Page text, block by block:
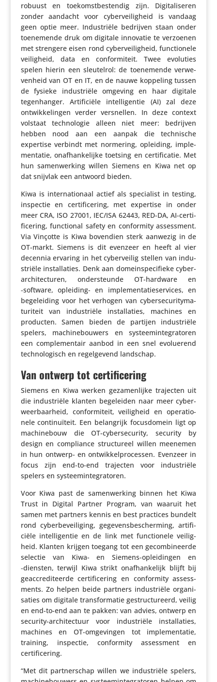
robuust en toekomst­be­stendig zijn. Digi­ta­li­seren
zonder aandacht voor cyber­vei­lig­heid is vandaag
geen optie meer. Indu­striële bedrijven staan onder
toene­mende druk om digitale innovatie te verzoenen
met strengere eisen rond cyber­vei­lig­heid, func­ti­o­nele
veilig­heid, data en confor­mi­teit. Twee evoluties
spelen hierin een sleu­telrol: de toene­mende verwe­
ven­heid van OT en IT, en de nauwe koppeling tussen
de fysieke indu­striële omgeving en haar digitale
tegen­hanger. Arti­fi­ciële intel­li­gentie (AI) zal deze
ontwik­ke­lingen verder versnellen. In deze context
volstaat tech­no­logie alleen niet meer: bedrijven
hebben nood aan een aanpak die tech­ni­sche
expertise verbindt met normering, opleiding, imple­
men­tatie, onaf­han­ke­lijke toetsing en certi­fi­catie. Met
hun samen­wer­king willen Siemens en Kiwa net op
dat snijvlak een antwoord bieden.
Kiwa is inter­na­ti­o­naal actief als speci­a­list in testing,
inspectie en certi­fi­ce­ring, met expertise in onder
meer CRA, ISO 27001, IEC/​ISA 62443, RED-DA, AI-certi­
fi­ce­ring, func­ti­onal safety en confor­mity assess­ment.
Via Vinçotte is Kiwa bovendien sterk aanwezig in de
OT-markt. Siemens is dit evenzeer en heeft al vier
decennia ervaring in het cyber­veilig stellen van indu­
striële instal­la­ties. Denk aan domein­spe­ci­fieke cybe­r­
ar­chi­tec­turen, onder­steunde OT-hardware en
‑software, opleiding- en imple­men­ta­tie­ser­vices, en
bege­lei­ding voor het verhogen van cyber­se­cu­ri­ty­ma­
tu­ri­teit van indu­striële instal­la­ties, machines en
producten. Samen bieden de partijen indu­striële
spelers, machi­ne­bou­wers en systeem­in­te­gra­toren
een comple­men­tair aanbod in een snel evolu­e­rend
tech­no­lo­gisch en regel­ge­vend landschap.
Van ontwerp tot certificering
Siemens en Kiwa werken geza­men­lijke trajecten uit
die indu­striële klanten bege­leiden naar meer cyber­
weer­baar­heid, confor­mi­teit, veilig­heid en opera­ti­o­
nele conti­nu­ï­teit. Een belang­rijk focus­do­mein ligt op
machi­ne­bouw die OT-cyber­se­cu­rity, security by
design en compli­ance struc­tu­reel willen meenemen
in hun ontwerp- en ontwik­kel­pro­cessen. Evenzeer in
focus zijn end-to-end trajecten voor indu­striële
spelers en systeemintegratoren.
Voor Kiwa past de samen­wer­king binnen het Kiwa
Trust in Digital Partner Program, van waaruit het
samen met partners kennis en best practices bundelt
rond cyber­be­vei­li­ging, gege­vens­be­scher­ming, arti­fi­
ciële intel­li­gentie en de link met func­ti­o­nele veilig­
heid. Klanten krijgen toegang tot een gecom­bi­neerde
selectie van Kiwa- en Siemens-oplei­dingen en
‑diensten, terwijl Kiwa strikt onaf­han­ke­lijk blijft bij
geac­cre­di­teerde certi­fi­ce­ring en confor­mity assess­
ments. Zo helpen beide partners indu­striële orga­ni­
sa­ties om digitale trans­for­matie gestruc­tu­reerd, veilig
en end-to-end aan te pakken: van advies, ontwerp en
security-archi­tec­tuur voor indu­striële instal­la­ties,
machines en OT-omge­vingen tot imple­men­tatie,
training, inspectie, confor­mity assess­ment en
certificering.
“Met dit part­ner­schap willen we indu­striële spelers,